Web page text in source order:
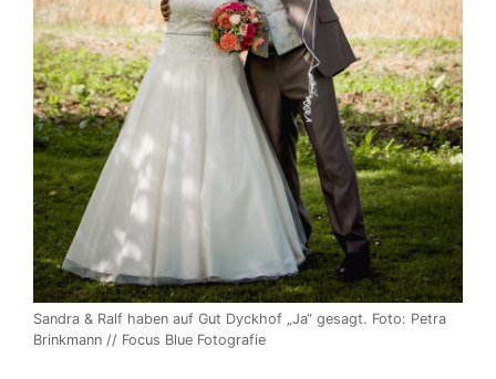
Sandra & Ralf haben auf Gut Dyckhof „Ja“ gesagt. Foto: Petra
Brinkmann // Focus Blue Fotografie